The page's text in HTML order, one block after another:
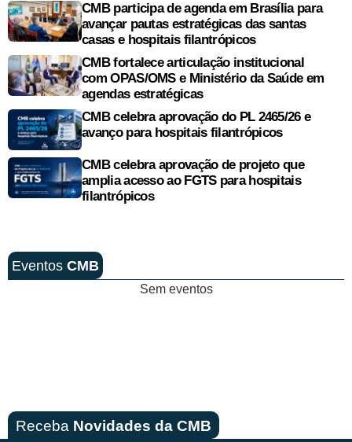
CMB participa de agenda em Brasília para
avançar pautas estratégicas das santas
casas e hospitais filantrópicos
CMB fortalece articulação institucional
com OPAS/OMS e Ministério da Saúde em
agendas estratégicas
CMB celebra aprovação do PL 2465/26 e
avanço para hospitais filantrópicos
CMB celebra aprovação de projeto que
amplia acesso ao FGTS para hospitais
filantrópicos
Eventos CMB
Sem eventos
Receba Novidades da CMB